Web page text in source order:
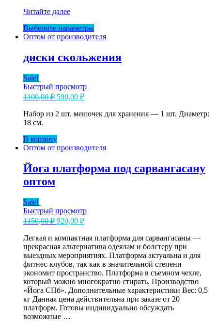
Болстер
йоги
70х20
оптом
Читайте далее
Выберите параметрыЭтот
товар
вариаций.
товара.
Оптом от производителя
диски скольжения
Sale!
Быстрый просмотр
1100,00₽ Первоначальная
составляла
590,00 ₽Текущая
590,00 ₽.
Набор из 2 шт. мешочек для хранения — 1 шт. Диаметр:
18 см.
В корзину
Оптом от производителя
Йога платформа под сарвангасану
оптом
Sale!
Быстрый просмотр
1150,00₽ Первоначальная
составляла
1150,00 ₽.
920,00 ₽Текущая
920,00 ₽.
Легкая и компактная платформа для сарвангасаны —
прекрасная альтернатива одеялам и болстеру при
выездных мероприятиях. Платформа актуальна и для
фитнес-клубов, так как в значительной степени
экономит пространство. Платформа в съемном чехле,
который можно многократно стирать. Производство
«Йога СПб». Дополнительные характеристики Вес: 0,5
кг Данная цена действительна при заказе от 20
платформ. Готовы индивидуально обсуждать
возможные …